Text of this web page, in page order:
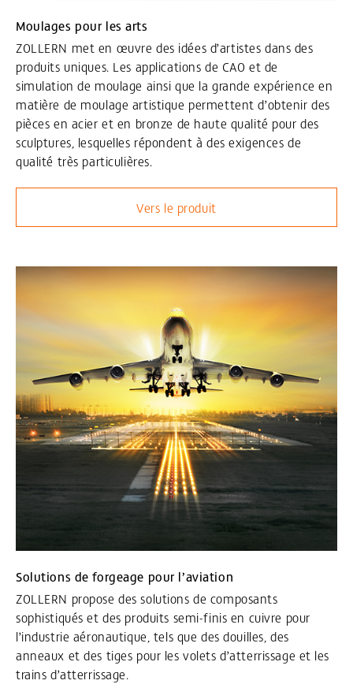
Moulages pour les arts
ZOLLERN met en œuvre des idées d’artistes dans des
produits uniques. Les applications de CAO et de
simulation de moulage ainsi que la grande expérience en
matière de moulage artistique permettent d’obtenir des
pièces en acier et en bronze de haute qualité pour des
sculptures, lesquelles répondent à des exigences de
qualité très particulières.
Vers le produit
Solutions de forgeage pour l’aviation
ZOLLERN propose des solutions de composants
sophistiqués et des produits semi-finis en cuivre pour
l’industrie aéronautique, tels que des douilles, des
anneaux et des tiges pour les volets d’atterrissage et les
trains d’atterrissage.